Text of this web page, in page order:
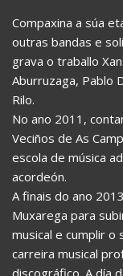
Compaxina a súa
outras bandas e
grava o traballo
Aburruzaga, Pablo
Rilo.
No ano 2011,
Veciños de As
escola de música
acordeón.
A finais do ano
Muxarega para
musical e cumplir o
carreira musical
discográfico. A día